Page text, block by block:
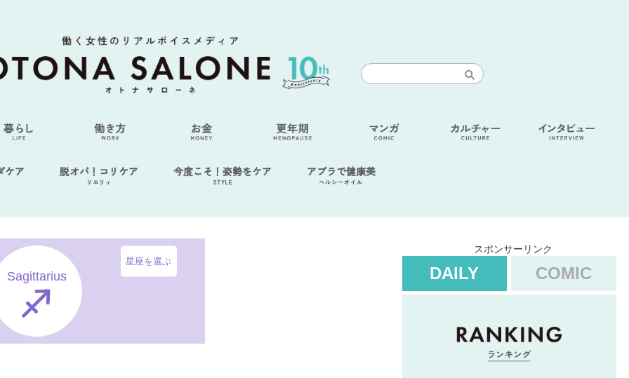
ケア 脱オバ！コリケア
リエリィ
今度こそ！姿勢をケア
STYLE
アブラで健康美
ヘルシーオイル
Sagittarius
星座を選ぶ
スポンサーリンク
DAILY COMIC